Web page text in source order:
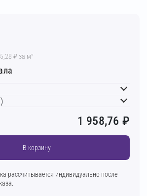
₽ за м²
1 958,76 ₽
В корзину
рассчитывается индивидуально после